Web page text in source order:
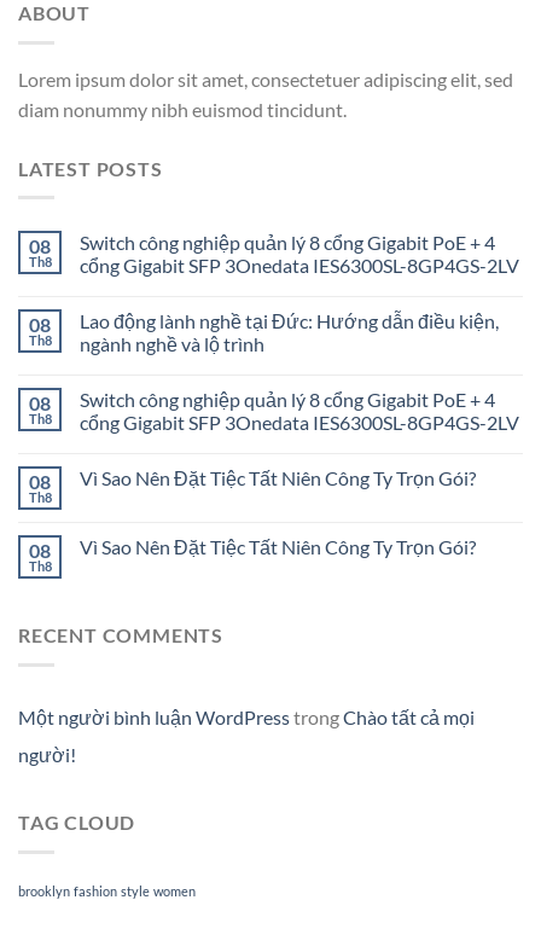
ABOUT
Lorem ipsum dolor sit amet, consectetuer adipiscing elit, sed
diam nonummy nibh euismod tincidunt.
LATEST POSTS
08
Th8
Switch công nghiệp quản lý 8 cổng Gigabit PoE + 4
cổng Gigabit SFP 3Onedata IES6300SL-8GP4GS-2LV
08
Th8
Lao động lành nghề tại Đức: Hướng dẫn điều kiện,
ngành nghề và lộ trình
08
Th8
Switch công nghiệp quản lý 8 cổng Gigabit PoE + 4
cổng Gigabit SFP 3Onedata IES6300SL-8GP4GS-2LV
08
Th8
Vì Sao Nên Đặt Tiệc Tất Niên Công Ty Trọn Gói?
08
Th8
Vì Sao Nên Đặt Tiệc Tất Niên Công Ty Trọn Gói?
RECENT COMMENTS
Một người bình luận WordPresstrongChào tất cả mọi
người!
TAG CLOUD
brooklyn fashion style women